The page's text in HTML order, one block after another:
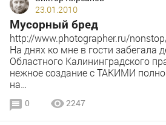
23.01.2010
Мусорный бред
http://www.photographer.ru/
На днях ко мне в гости забегала
Областного Калининградского
нежное создание с ТАКИМИ
на…
0 2247